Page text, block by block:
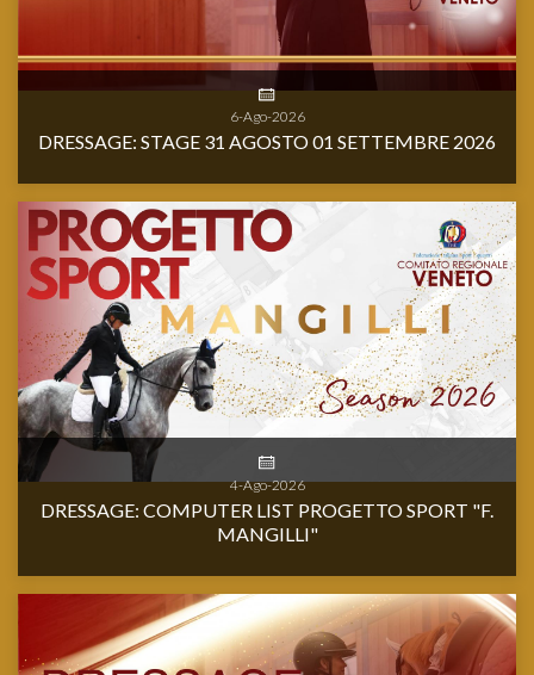
6-Ago-2026
DRESSAGE: STAGE 31 AGOSTO 01 SETTEMBRE 2026
4-Ago-2026
DRESSAGE: COMPUTER LIST PROGETTO SPORT "F.
MANGILLI"